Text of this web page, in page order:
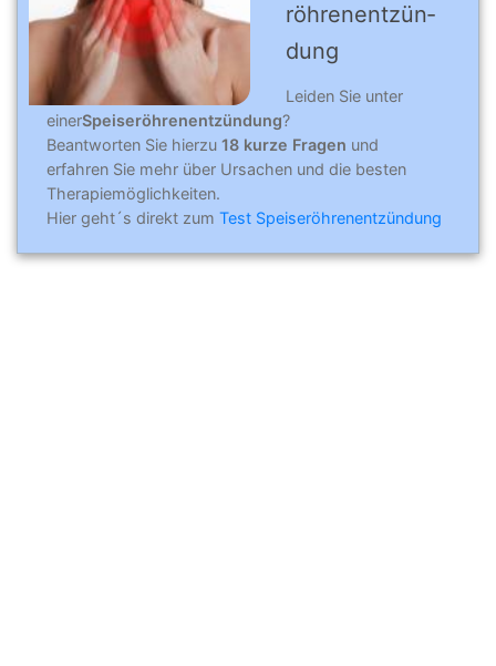
röh­ren­ent­zün­
dung
Leiden Sie unter
einerSpeiseröhrenentzündung?
Beantworten Sie hierzu 18 kurze Fragen und
erfahren Sie mehr über Ursachen und die besten
Therapiemöglichkeiten.
Hier geht´s direkt zum Test Speiseröhrenentzündung